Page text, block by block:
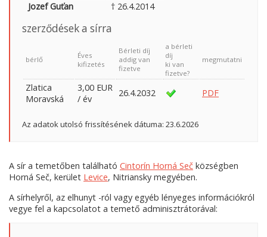
Jozef Guťan
† 26.4.2014
szerződések a sírra
bérlő
Éves
kifizetés
Bérleti díj
addig van
fizetve
a bérleti
díj
ki van
fizetve?
megmutatni
Zlatica
Moravská
3,00 EUR
/ év
26.4.2032 PDF
Az adatok utolsó frissítésének dátuma: 23.6.2026
A sír a temetőben található Cintorín Horná Seč községben
Horná Seč, kerület Levice, Nitriansky megyében.
A sírhelyről, az elhunyt -ról vagy egyéb lényeges információkról
vegye fel a kapcsolatot a temető adminisztrátorával: